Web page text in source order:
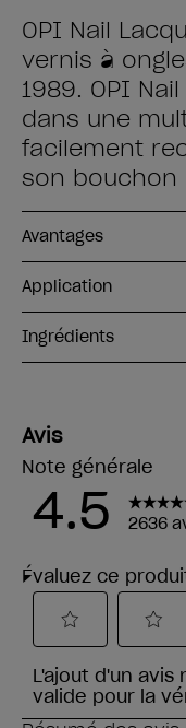
OPI Nail
vernis à
1989. OPI
dans une
facilement
son bouchon
Avantages
Application
Ingrédients